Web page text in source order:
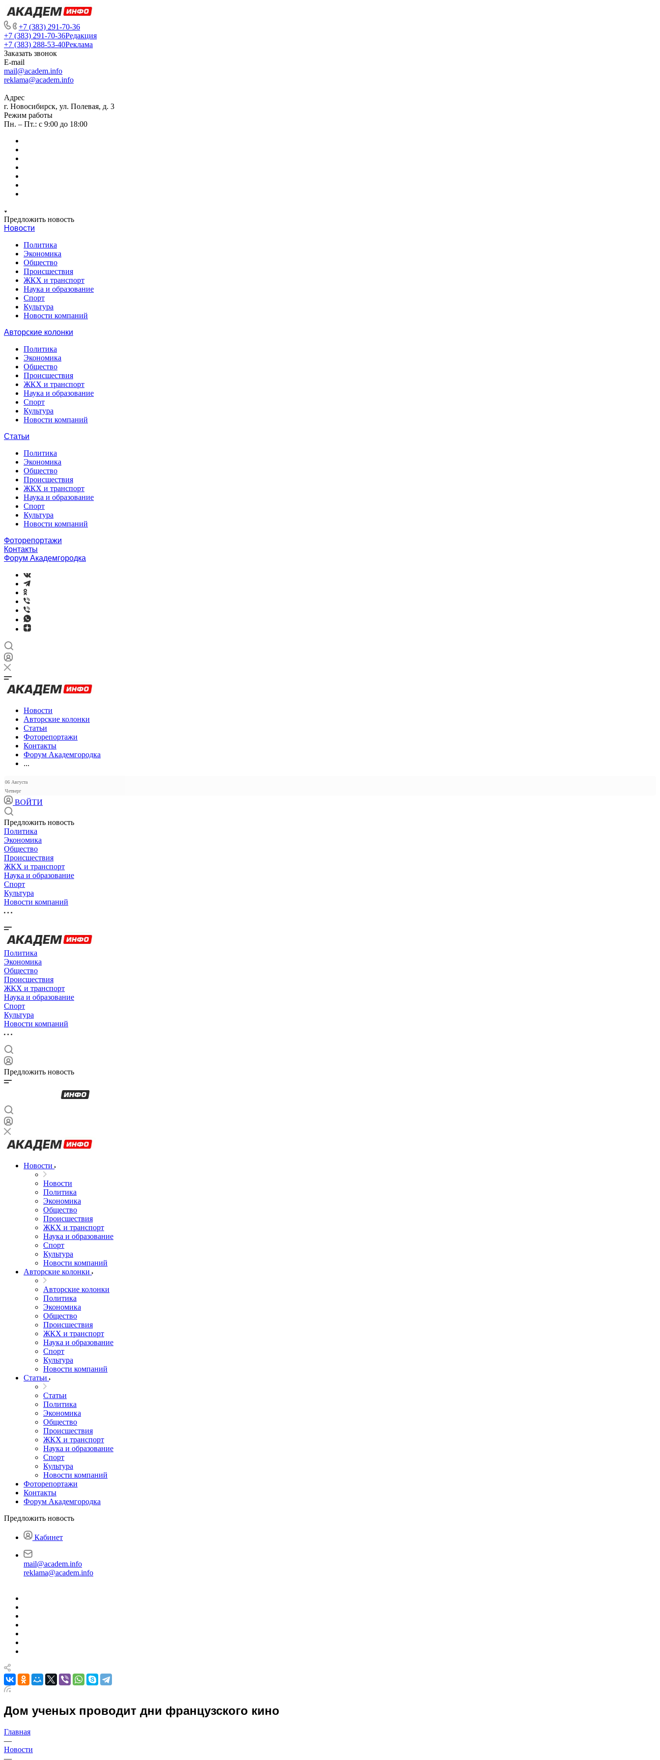
+7 (383) 291-70-36
+7 (383) 291-70-36Редакция
+7 (383) 288-53-40Реклама
Заказать звонок
E-mail
mail@academ.info
reklama@academ.info
Адрес
г. Новосибирск, ул. Полевая, д. 3
Режим работы
Пн. – Пт.: с 9:00 до 18:00
Предложить новость
Новости
Политика
Экономика
Общество
Происшествия
ЖКХ и транспорт
Наука и образование
Спорт
Культура
Новости компаний
Авторские колонки
Политика
Экономика
Общество
Происшествия
ЖКХ и транспорт
Наука и образование
Спорт
Культура
Новости компаний
Статьи
Политика
Экономика
Общество
Происшествия
ЖКХ и транспорт
Наука и образование
Спорт
Культура
Новости компаний
Фоторепортажи
Контакты
Форум Академгородка
Новости
Авторские колонки
Статьи
Фоторепортажи
Контакты
Форум Академгородка
...
06 Августа
Четверг
ВОЙТИ
Предложить новость
Политика
Экономика
Общество
Происшествия
ЖКХ и транспорт
Наука и образование
Спорт
Культура
Новости компаний
Политика
Экономика
Общество
Происшествия
ЖКХ и транспорт
Наука и образование
Спорт
Культура
Новости компаний
Предложить новость
Новости
Новости
Политика
Экономика
Общество
Происшествия
ЖКХ и транспорт
Наука и образование
Спорт
Культура
Новости компаний
Авторские колонки
Авторские колонки
Политика
Экономика
Общество
Происшествия
ЖКХ и транспорт
Наука и образование
Спорт
Культура
Новости компаний
Статьи
Статьи
Политика
Экономика
Общество
Происшествия
ЖКХ и транспорт
Наука и образование
Спорт
Культура
Новости компаний
Фоторепортажи
Контакты
Форум Академгородка
Предложить новость
Кабинет
mail@academ.info
reklama@academ.info
Дом ученых проводит дни французского кино
Главная
—
Новости
—